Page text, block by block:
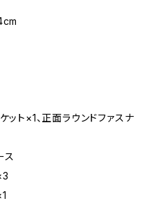
スナー
ット×1、正面ラウンドファスナ
ス